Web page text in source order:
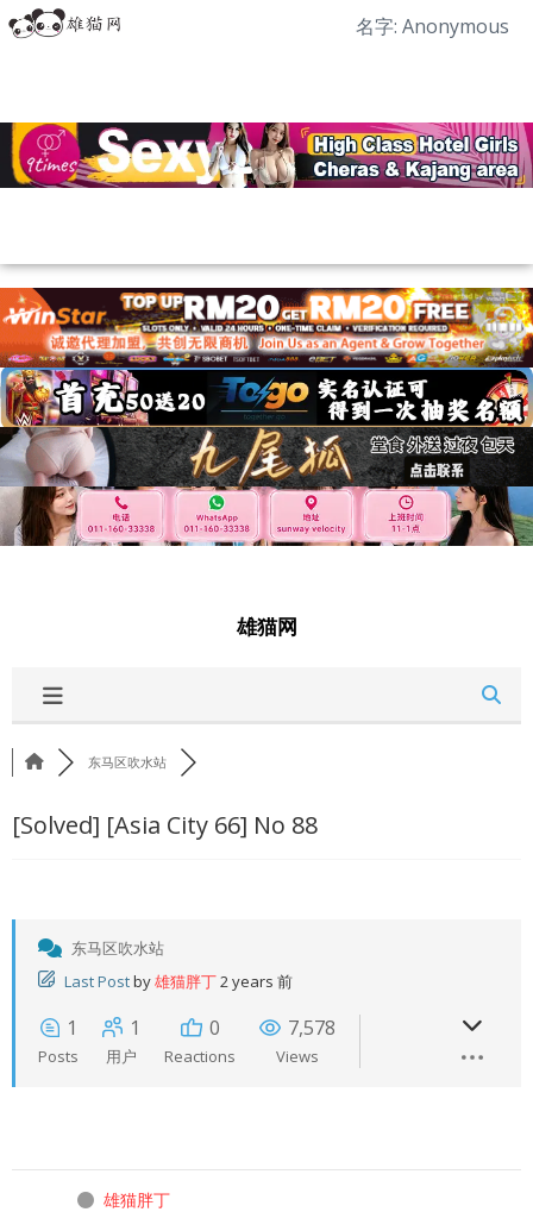
名字: Anonymous
雄猫网
东马区吹水站
[Solved] [Asia City 66] No 88
东马区吹水站
Last Postby雄猫胖丁2 years 前
1
Posts
1
用户
0
Reactions
7,578
Views
雄猫胖丁